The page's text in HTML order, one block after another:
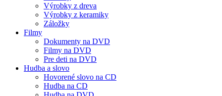
Výrobky z dreva
Výrobky z keramiky
Záložky
Filmy
Dokumenty na DVD
Filmy na DVD
Pre deti na DVD
Hudba a slovo
Hovorené slovo na CD
Hudba na CD